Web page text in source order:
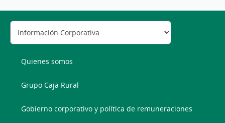
Quienes somos
Grupo Caja Rural
Gobierno corporativo y política de remuneraciones